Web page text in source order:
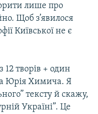
лише про
Щоб з’явилося
Київської не є
12 творів + один
Юрія Химича. Я
тексту й скажу,
Україні”. Це